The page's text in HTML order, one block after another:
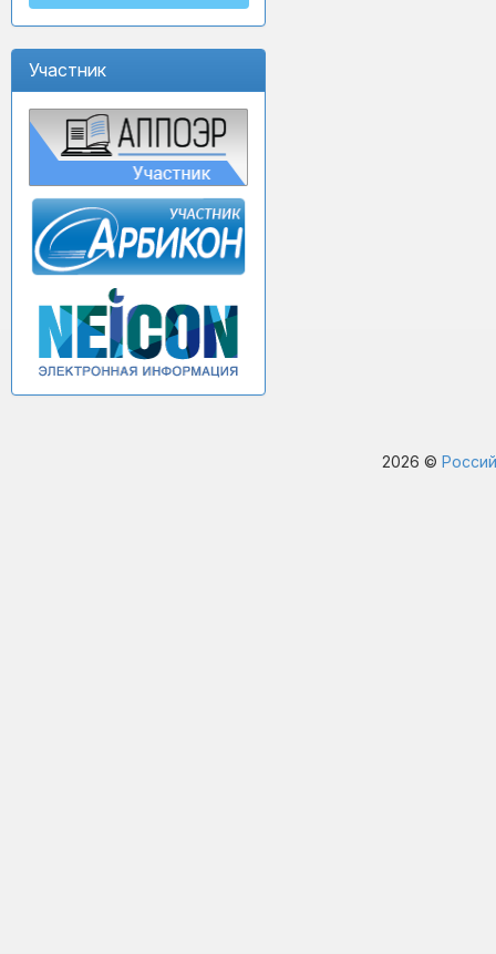
Участник
2026 ©